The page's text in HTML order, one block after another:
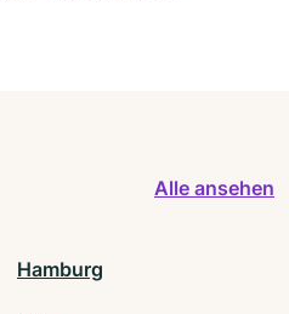
Alle ansehen
Hamburg